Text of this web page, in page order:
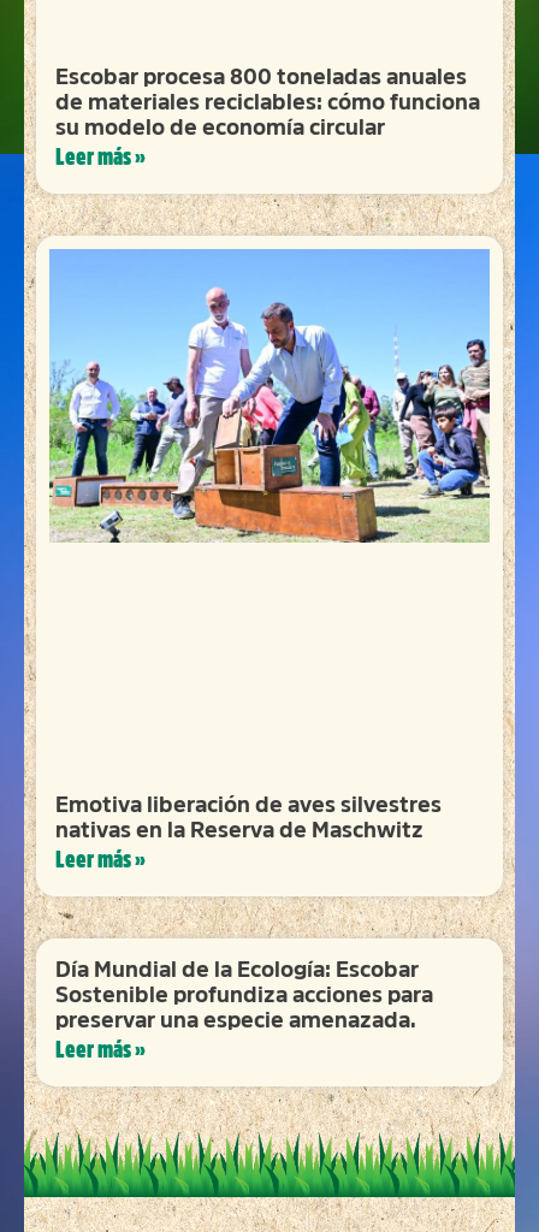
Escobar procesa 800 toneladas anuales
de materiales reciclables: cómo funciona
su modelo de economía circular
Leer más »
Emotiva liberación de aves silvestres
nativas en la Reserva de Maschwitz
Leer más »
Día Mundial de la Ecología: Escobar
Sostenible profundiza acciones para
preservar una especie amenazada.
Leer más »